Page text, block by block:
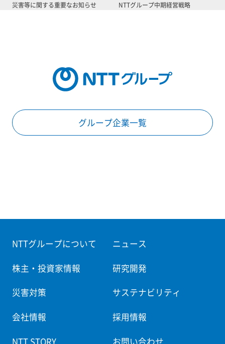
災害等に関する重要なお知らせ NTTグループ中期経営戦略
グループ企業一覧
NTTグループについて ニュース
株主・投資家情報 研究開発
災害対策 サステナビリティ
会社情報 採用情報
NTT STORY お問い合わせ